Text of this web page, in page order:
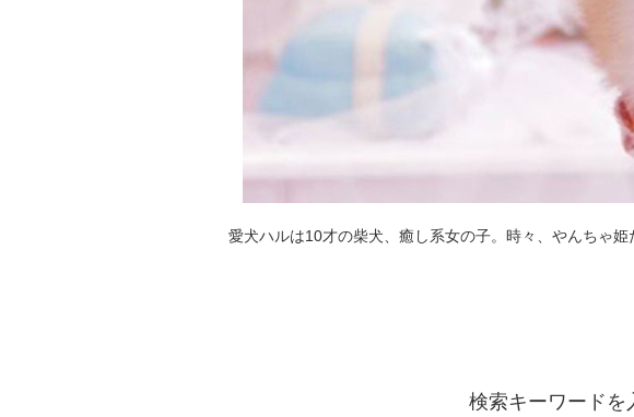
愛犬ハルは10才の柴犬、癒し系女の子。時々、やんちゃ
検索キーワードを